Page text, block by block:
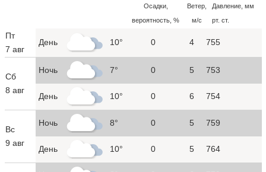
Осадки,
вероятность, %
Ветер,
м/с
Давление, мм
рт. ст.
Пт
7 авг
День 10° 0 4 755
Сб
8 авг
Ночь 7° 0 5 753
День 10° 0 6 754
Вс
9 авг
Ночь 8° 0 5 759
День 10° 0 5 764